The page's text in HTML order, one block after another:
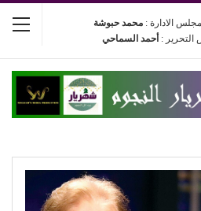
الادارة : محمد حبوشة
التحرير : أحمد السماحي